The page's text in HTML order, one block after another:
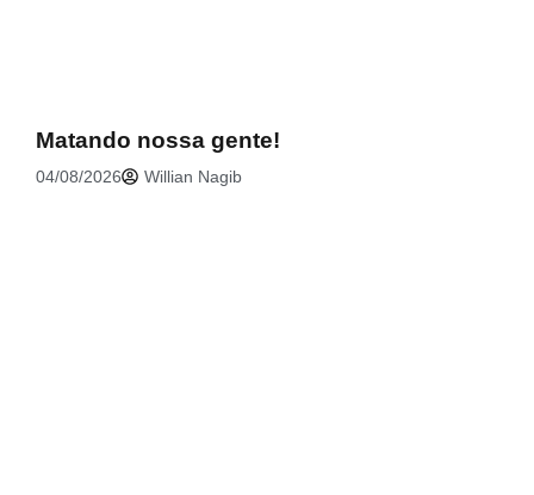
Matando nossa gente!
04/08/2026 Willian Nagib